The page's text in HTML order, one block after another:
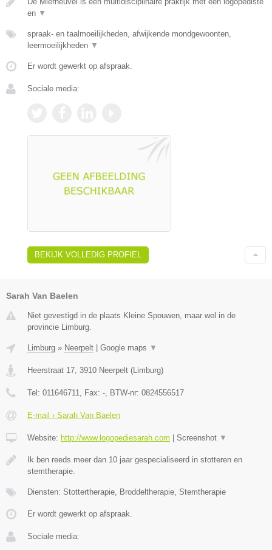
en ▼
spraak- en taalmoeilijkheden, afwijkende mondgewoonten,
leermoeilijkheden ▼
Er wordt gewerkt op afspraak.
Sociale media:
BEKIJK VOLLEDIG PROFIEL
Sarah Van Baelen
Niet gevestigd in de plaats Kleine Spouwen, maar wel in de
provincie Limburg.
Limburg » Neerpelt | Google maps ▼
Heerstraat 17 3910 Neerpelt (Limburg)
Tel: 011646711 , Fax: - , BTW-nr: 0824556517
E-mail › Sarah Van Baelen
Website: http://www.logopediesarah.com | Screenshot ▼
Ik ben reeds meer dan 10 jaar gespecialiseerd in stotteren en
stemtherapie.
Diensten: Stottertherapie, Broddeltherapie, Stemtherapie
Er wordt gewerkt op afspraak.
Sociale media: